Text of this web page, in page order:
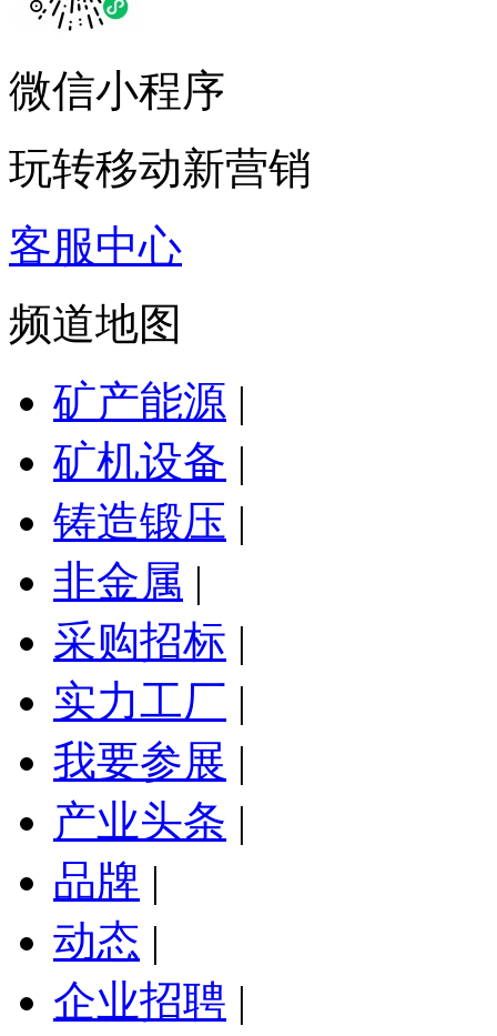
微信小程序
玩转移动新营销
客服中心
频道地图
矿产能源 |
矿机设备 |
铸造锻压 |
非金属 |
采购招标 |
实力工厂 |
我要参展 |
产业头条 |
品牌 |
动态 |
企业招聘 |